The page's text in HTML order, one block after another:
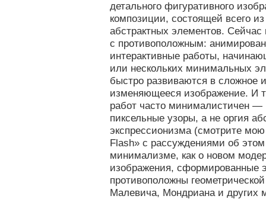
детального фигуративного
композиции, состоящей всего из
абстрактных элементов.
с противоположным:
интерактивные работы,
или нескольких минимальных
быстро развиваются в сложное
изменяющееся изображение. И
работ часто минималистичен —
пиксельные узоры, а не оргия
экспрессионизма (смотрите
Flash» с рассуждениями об
минимализме, как о новом
изображения, сформированные
противоположны
Малевича, Мондриана и других